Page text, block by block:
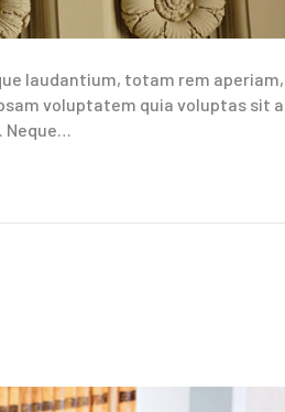
laudantium, totam rem aperiam,
voluptatem quia voluptas sit
Neque…